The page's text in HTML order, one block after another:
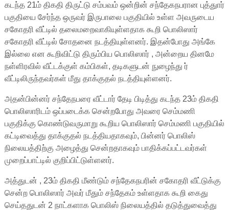
கடந்த 21ம் திகதி திருட்டு சம்பவம் ஒன்றின் சந்தேகநபரான புத்துார்
பகுதியை சேர்ந்த ஒருவர் இருபாலை பகுதியில் உள்ள அவருடைய
சகோதரி வீட்டில் தலைமறைவாகியுள்ளதாக கூறி பொலிஸார்
சகோதரி வீட்டில் சோதனை நடத்தியுள்ளனர். இதன்போது அங்கே
இல்லை என கூறிவிட்டு திரும்பிய பொலிஸார் , அன்றைய தினமே
நள்ளிரவில் வீட்டக்குள் கம்பிகள், தடிகளுடன் நுழைந்து ர்
வீட்டிலிருந்தவர்கள் மீது தாக்குதல் நடத்தியுள்ளனர்.
அதன்பின்னர் சந்தேநபரை வீட்டார் தேடி பிடித்து கடந்த 23ம் திகதி
பொலிஸாரிடம் ஒப்படைக்க சென்றபோது அவரை செம்மணி
பகுதிக்கு கொண்டுவருமாறு கூறிய பொலிஸார் செம்மணி பகுதியில்
கட்டிவைத்து தாக்குதல் நடத்தியதாகவும், பின்னர் பொலிஸ்
நிலையத்திற்கு அழைத்து சென்றதாகவும் பாதிக்கப்பட்டவர்கள்
முறைப்பாட்டில் குறிப்பிட்டுள்ளனர்.
அத்துடன் , 23ம் திகதி மீண்டும் சந்தேகநபரின் சகோதரி வீட்டுக்கு
சென்ற பொலிஸார் அவர் மீதும் சந்தேகம் உள்ளதாக கூறி கைது
செய்ததுடன் 2 நாட்களாக பொலிஸ் நிலையத்தில் தடுத்துவைத்து